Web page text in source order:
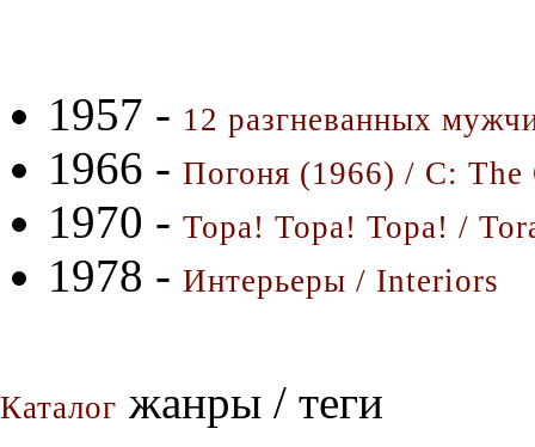
1957 - 12 разгневанных
1966 - Погоня (1966) / C: The
1970 - Тора! Тора! Тора! /
1978 - Интерьеры / Interiors
Каталог жанры / теги